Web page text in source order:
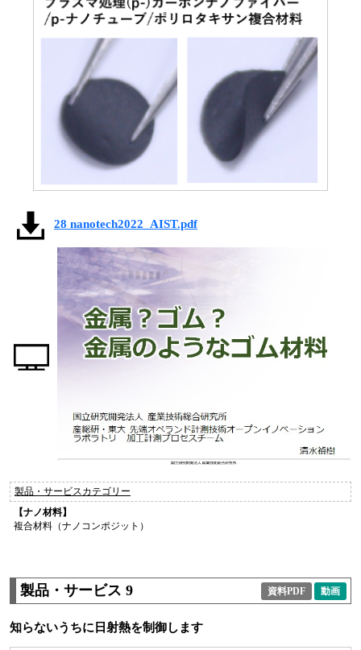
28 nanotech2022_AIST.pdf
製品・サービスカテゴリー
【ナノ材料】
複合材料（ナノコンポジット）
製品・サービス 9 動画
資料PDF
知らないうちに日射熱を制御します